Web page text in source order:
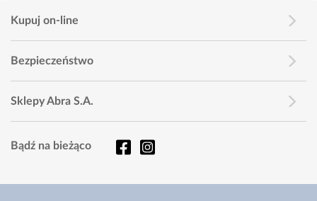
Kupuj on-line
Bezpieczeństwo
Sklepy Abra S.A.
Bądź na bieżąco